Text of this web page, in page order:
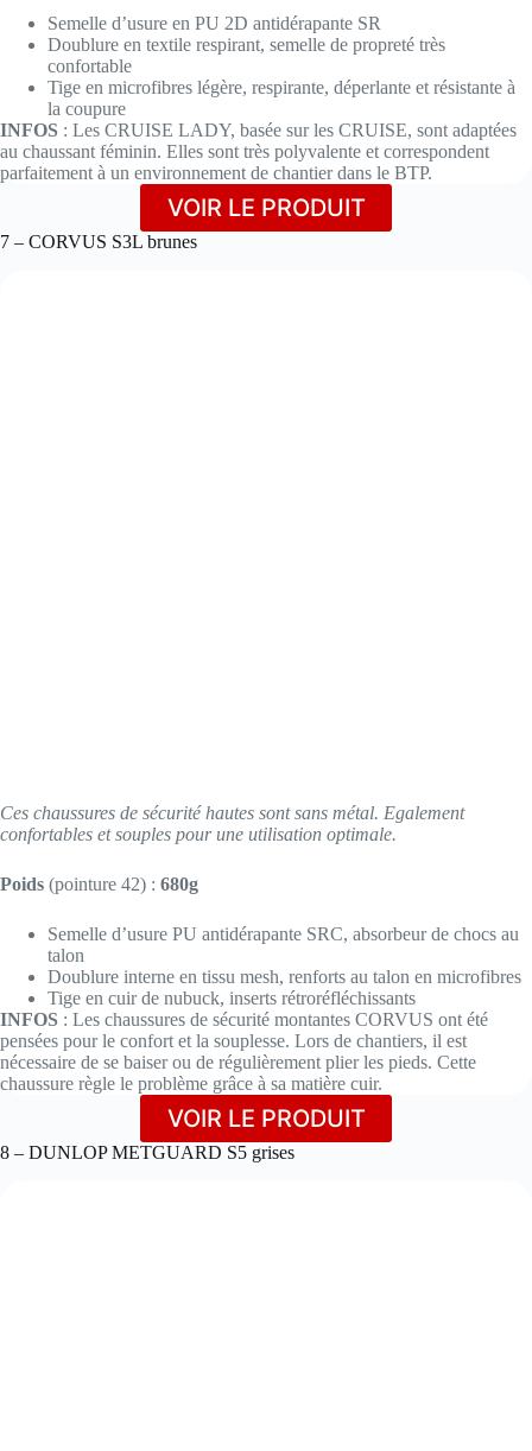
Semelle d’usure en PU 2D antidérapante SR
Doublure en textile respirant, semelle de propreté très
confortable
Tige en microfibres légère, respirante, déperlante et résistante à
la coupure
INFOS : Les CRUISE LADY, basée sur les CRUISE, sont adaptées
au chaussant féminin. Elles sont très polyvalente et correspondent
parfaitement à un environnement de chantier dans le BTP.
VOIR LE PRODUIT
7 – CORVUS S3L brunes
Ces chaussures de sécurité hautes sont sans métal. Egalement
confortables et souples pour une utilisation optimale.
Poids (pointure 42) : 680g
Semelle d’usure PU antidérapante SRC, absorbeur de chocs au
talon
Doublure interne en tissu mesh, renforts au talon en microfibres
Tige en cuir de nubuck, inserts rétroréfléchissants
INFOS : Les chaussures de sécurité montantes CORVUS ont été
pensées pour le confort et la souplesse. Lors de chantiers, il est
nécessaire de se baiser ou de régulièrement plier les pieds. Cette
chaussure règle le problème grâce à sa matière cuir.
VOIR LE PRODUIT
8 – DUNLOP METGUARD S5 grises